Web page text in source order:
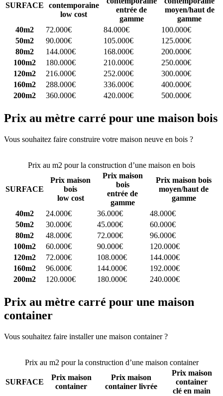
SURFACE
contemporaine
low cost
entrée de
gamme
moyen/haut de
gamme
40m2
72.000€ 84.000€
100.000€
50m2
90.000€ 105.000€
125.000€
80m2
144.000€ 168.000€
200.000€
100m2
180.000€ 210.000€
250.000€
120m2
216.000€ 252.000€
300.000€
160m2
288.000€ 336.000€
400.000€
200m2
360.000€ 420.000€ 500.000€
Prix au mètre carré pour une maison bois
Vous souhaitez faire construire votre maison neuve en bois ?
Prix au m2 pour la construction d’une maison en bois
SURFACE
Prix maison
bois
low cost
Prix maison
bois
entrée de
gamme
Prix maison bois
moyen/haut de
gamme
40m2
24.000€ 36.000€
48.000€
50m2
30.000€ 45.000€
60.000€
80m2
48.000€ 72.000€
96.000€
100m2
60.000€ 90.000€
120.000€
120m2
72.000€ 108.000€
144.000€
160m2
96.000€ 144.000€
192.000€
200m2
120.000€ 180.000€ 240.000€
Prix au mètre carré pour une maison
container
Vous souhaitez faire installer une maison container ?
Prix au m2 pour la construction d’une maison container
SURFACE
Prix maison
container
Prix maison
container livrée
Prix maison
container
clé en main